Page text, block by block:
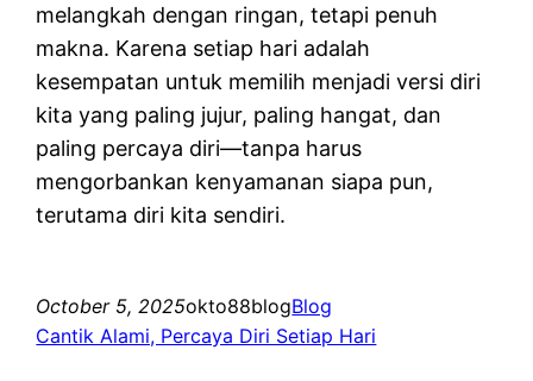
melangkah dengan ringan, tetapi penuh
makna. Karena setiap hari adalah
kesempatan untuk memilih menjadi versi diri
kita yang paling jujur, paling hangat, dan
paling percaya diri—tanpa harus
mengorbankan kenyamanan siapa pun,
terutama diri kita sendiri.
October 5, 2025okto88blogBlog
Cantik Alami, Percaya Diri Setiap Hari